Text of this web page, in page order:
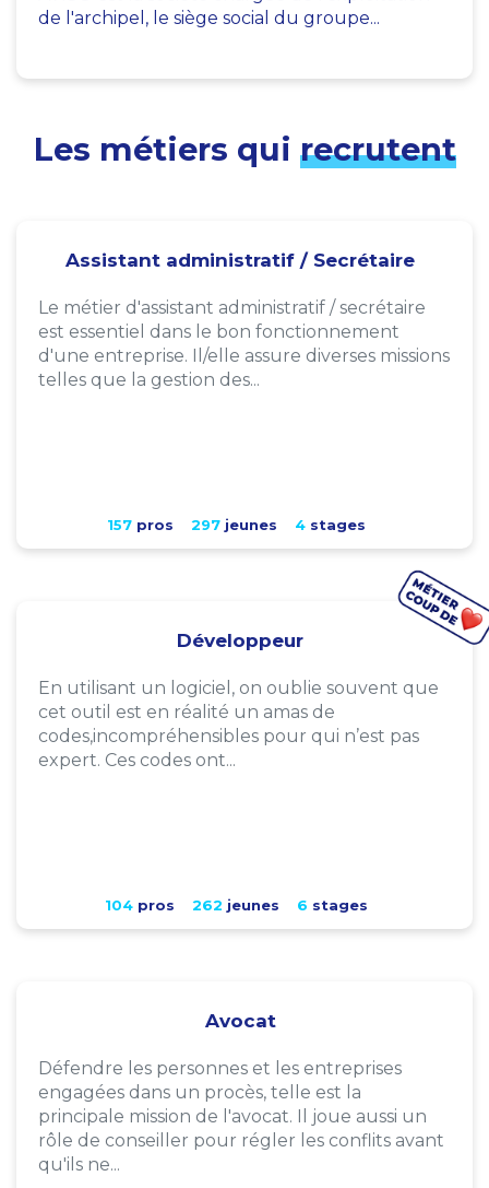
de l'archipel, le siège social du groupe...
Les métiers qui recrutent
Assistant administratif / Secrétaire
Le métier d'assistant administratif / secrétaire
est essentiel dans le bon fonctionnement
d'une entreprise. Il/elle assure diverses missions
telles que la gestion des...
157pros 297jeunes 4stages
Développeur
En utilisant un logiciel, on oublie souvent que
cet outil est en réalité un amas de
codes,incompréhensibles pour qui n’est pas
expert. Ces codes ont...
104pros 262 jeunes 6 stages
Avocat
Défendre les personnes et les entreprises
engagées dans un procès, telle est la
principale mission de l'avocat. Il joue aussi un
rôle de conseiller pour régler les conflits avant
qu'ils ne...